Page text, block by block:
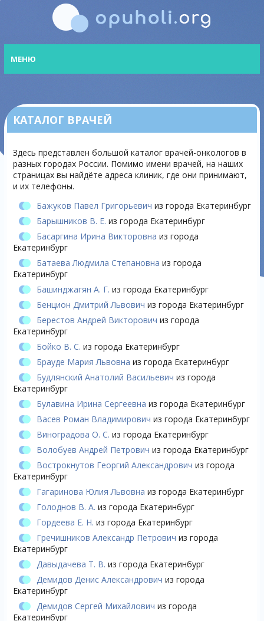
МЕНЮ
КАТАЛОГ ВРАЧЕЙ
Здесь представлен большой каталог врачей-онкологов в
разных городах России. Помимо имени врачей, на наших
страницах вы найдёте адреса клиник, где они принимают,
и их телефоны.
Бажуков Павел Григорьевич из города Екатеринбург
Барышников В. Е. из города Екатеринбург
Басаргина Ирина Викторовна из города
Екатеринбург
Батаева Людмила Степановна из города
Екатеринбург
Башинджагян А. Г. из города Екатеринбург
Бенцион Дмитрий Львович из города Екатеринбург
Берестов Андрей Викторович из города
Екатеринбург
Бойко В. С. из города Екатеринбург
Брауде Мария Львовна из города Екатеринбург
Будлянский Анатолий Васильевич из города
Екатеринбург
Булавина Ирина Сергеевна из города Екатеринбург
Васев Роман Владимирович из города Екатеринбург
Виноградова О. С. из города Екатеринбург
Волобуев Андрей Петрович из города Екатеринбург
Вострокнутов Георгий Александрович из города
Екатеринбург
Гагаринова Юлия Львовна из города Екатеринбург
Голоднов В. А. из города Екатеринбург
Гордеева Е. Н. из города Екатеринбург
Гречишников Александр Петрович из города
Екатеринбург
Давыдачева Т. В. из города Екатеринбург
Демидов Денис Александрович из города
Екатеринбург
Демидов Сергей Михайлович из города
Екатеринбург